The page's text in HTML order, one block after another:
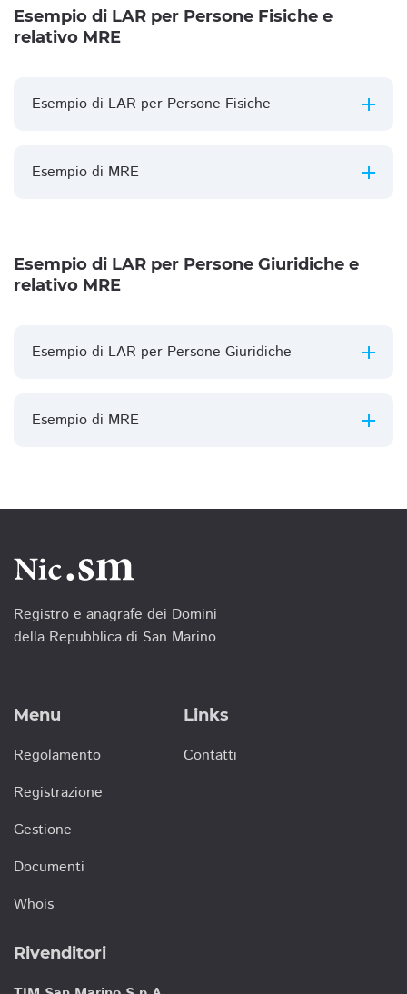
Esempio di LAR per Persone Fisiche e
relativo MRE
Esempio di LAR per Persone Fisiche
Esempio di MRE
Esempio di LAR per Persone Giuridiche e
relativo MRE
Esempio di LAR per Persone Giuridiche
Esempio di MRE
Registro e anagrafe dei Domini
della Repubblica di San Marino
Menu
Regolamento
Registrazione
Gestione
Documenti
Whois
Links
Contatti
Rivenditori